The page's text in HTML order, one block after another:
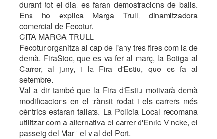
durant tot el dia, es faran demostracions de balls.
Ens ho explica Marga Trull, dinamitzadora
comercial de Fecotur.
CITA MARGA TRULL
Fecotur organitza al cap de l'any tres fires com la de
demà. FiraStoc, que es va fer al març, la Botiga al
Carrer, al juny, i la Fira d'Estiu, que es fa al
setembre.
Val a dir també que la Fira d'Estiu motivarà demà
modificacions en el trànsit rodat i els carrers més
cèntrics estaran tallats. La Policia Local recomana
utilitzar com a alternativa el carrer d'Enric Vincke, el
passeig del Mar i el vial del Port.